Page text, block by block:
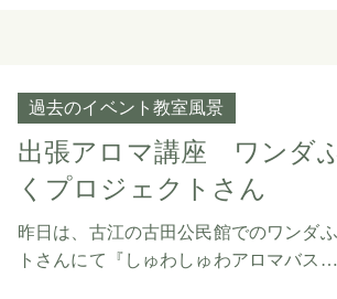
過去のイベント教室風景
出張アロマ講座 ワンダ
くプロジェクトさん
昨日は、古江の古田公民館でのワンダ
トさんにて『しゅわしゅわアロマバス…